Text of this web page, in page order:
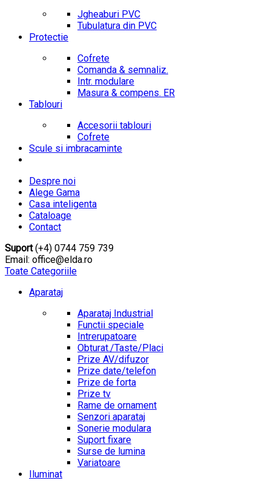
Jgheaburi PVC
Tubulatura din PVC
Protectie
Cofrete
Comanda & semnaliz.
Intr. modulare
Masura & compens. ER
Tablouri
Accesorii tablouri
Cofrete
Scule si imbracaminte
Despre noi
Alege Gama
Casa inteligenta
Cataloage
Contact
Suport(+4) 0744 759 739
Email: office@elda.ro
Toate Categoriile
Aparataj
Aparataj Industrial
Functii speciale
Intrerupatoare
Obturat./Taste/Placi
Prize AV/difuzor
Prize date/telefon
Prize de forta
Prize tv
Rame de ornament
Senzori aparataj
Sonerie modulara
Suport fixare
Surse de lumina
Variatoare
Iluminat